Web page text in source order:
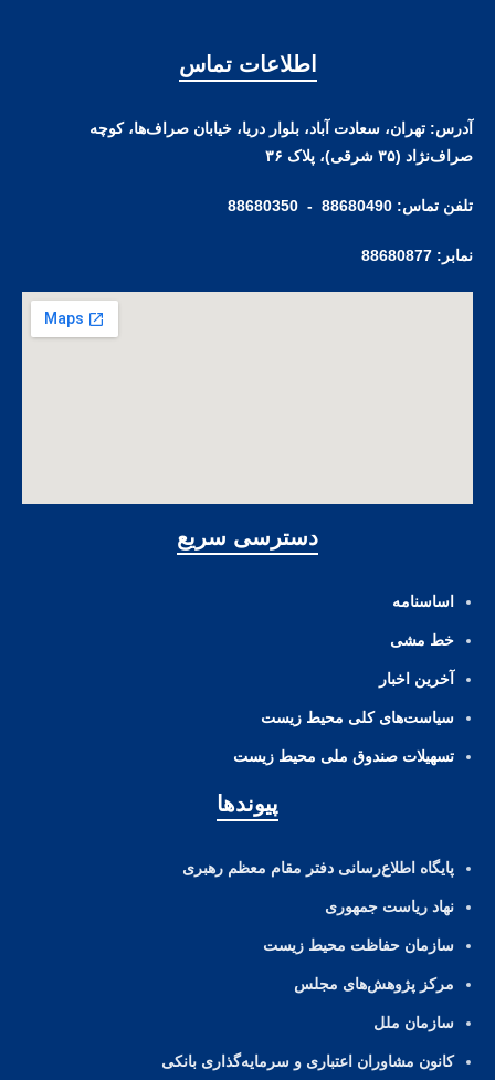
اطلاعات تماس
آدرس: تهران، سعادت آباد، بلوار دریا، خیابان صراف‌ها، کوچه
صراف‌نژاد (۳۵ شرقی)، پلاک ۳۶
تلفن تماس: 88680490 - 88680350
نمابر: 88680877
دسترسی سریع
اساسنامه
خط مشی
آخرین اخبار
ﺳﯿﺎﺳﺖ‌ﻫﺎی ﮐﻠﯽ ﻣﺤﯿﻂ زﯾﺴﺖ
تسهیلات صندوق ملی محیط زیست
پیوندها
پایگاه اطلاع‌رسانی دفتر مقام معظم رهبری
نهاد ریاست جمهوری
سازمان حفاظت محیط زیست
مرکز پژوهش‌های مجلس
سازمان ملل
کانون مشاوران اعتباری و سرمایه‌گذاری بانکی